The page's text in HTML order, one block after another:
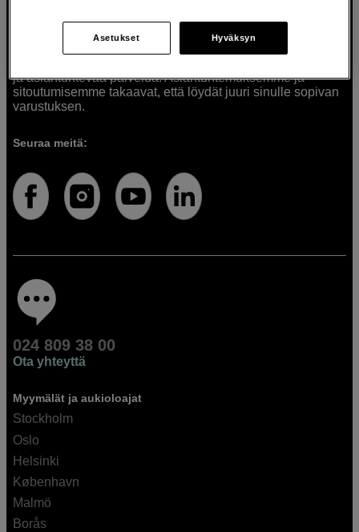
musiikin ja taiteen harrastajia. Oikeilla työkaluilla ideat
muuttuvat todellisuudeksi. Autamme sinua valitsemaan
ja asiantuntevaa palvelua. Asiantuntemuksemme ja
sitoutumisemme takaavat, että löydät juuri sinulle sopivan
varustuksen.
Seuraa meitä:
024 809 38 00
Ota yhteyttä
Myymälät ja aukioloajat
Stockholm
Oslo
Helsinki
København
Malmö
Borås
Asetukset Hyväksyn